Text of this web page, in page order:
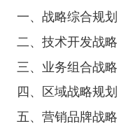
一、战略综合规划
二、技术开发战略
三、业务组合战略
四、区域战略规划
五、营销品牌战略